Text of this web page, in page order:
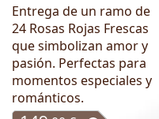
Entrega de un ramo de
24 Rosas Rojas Frescas
que simbolizan amor y
pasión. Perfectas para
momentos especiales y
románticos.